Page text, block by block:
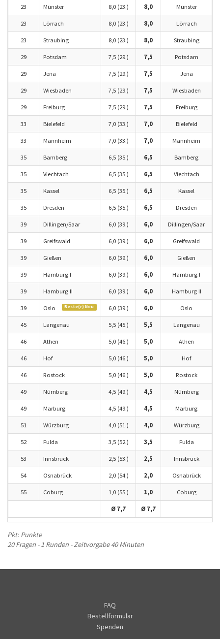
23 Münster 8,0 (23.) 8,0 Münster
23 Lörrach 8,0 (23.) 8,0 Lörrach
23 Straubing 8,0 (23.) 8,0 Straubing
29 Potsdam 7,5 (29.) 7,5 Potsdam
29 Jena 7,5 (29.) 7,5 Jena
29 Wiesbaden 7,5 (29.) 7,5 Wiesbaden
29 Freiburg 7,5 (29.) 7,5 Freiburg
33 Bielefeld 7,0 (33.) 7,0 Bielefeld
33 Mannheim 7,0 (33.) 7,0 Mannheim
35 Bamberg 6,5 (35.) 6,5 Bamberg
35 Viechtach 6,5 (35.) 6,5 Viechtach
35 Kassel 6,5 (35.) 6,5 Kassel
35 Dresden 6,5 (35.) 6,5 Dresden
39 Dillingen/Saar 6,0 (39.) 6,0 Dillingen/Saar
39 Greifswald 6,0 (39.) 6,0 Greifswald
39 Gießen 6,0 (39.) 6,0 Gießen
39 Hamburg I 6,0 (39.) 6,0 Hamburg I
39 Hamburg II 6,0 (39.) 6,0 Hamburg II
39 Oslo Beste(r) Neu 6,0 (39.) 6,0 Oslo
45 Langenau 5,5 (45.) 5,5 Langenau
46 Athen 5,0 (46.) 5,0 Athen
46 Hof 5,0 (46.) 5,0 Hof
46 Rostock 5,0 (46.) 5,0 Rostock
49 Nürnberg 4,5 (49.) 4,5 Nürnberg
49 Marburg 4,5 (49.) 4,5 Marburg
51 Würzburg 4,0 (51.) 4,0 Würzburg
52 Fulda 3,5 (52.) 3,5 Fulda
53 Innsbruck 2,5 (53.) 2,5 Innsbruck
54 Osnabrück 2,0 (54.) 2,0 Osnabrück
55 Coburg 1,0 (55.) 1,0 Coburg
Ø 7,7 Ø 7,7
Pkt: Punkte
20 Fragen - 1 Runden - Zeitvorgabe 40 Minuten
FAQ
Bestellformular
Spenden